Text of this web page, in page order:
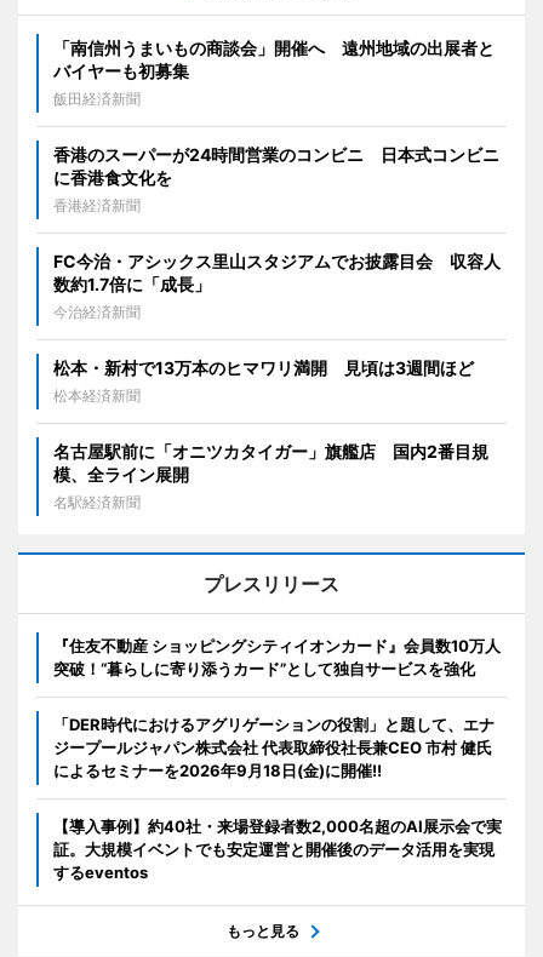
「南信州うまいもの商談会」開催へ 遠州地域の出展者と
バイヤーも初募集
飯田経済新聞
香港のスーパーが24時間営業のコンビニ 日本式コンビニ
に香港食文化を
香港経済新聞
FC今治・アシックス里山スタジアムでお披露目会 収容人
数約1.7倍に「成長」
今治経済新聞
松本・新村で13万本のヒマワリ満開 見頃は3週間ほど
松本経済新聞
名古屋駅前に「オニツカタイガー」旗艦店 国内2番目規
模、全ライン展開
名駅経済新聞
プレスリリース
『住友不動産 ショッピングシティイオンカード』会員数10万人
突破！“暮らしに寄り添うカード”として独自サービスを強化
「DER時代におけるアグリゲーションの役割」と題して、エナ
ジープールジャパン株式会社 代表取締役社長兼CEO 市村 健氏
によるセミナーを2026年9月18日(金)に開催!!
【導入事例】約40社・来場登録者数2,000名超のAI展示会で実
証。大規模イベントでも安定運営と開催後のデータ活用を実現
するeventos
もっと見る